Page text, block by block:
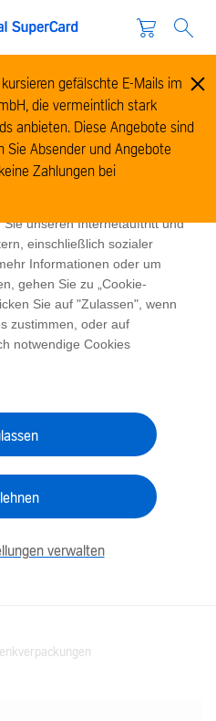
Informationen zur Nutzung
und zu analysieren und um
zu ermöglichen. Cookies
unseren Internetauftritt und
einschließlich sozialer
Informationen oder um
gehen Sie zu „Cookie-
Sie auf "Zulassen", wenn
zustimmen, oder auf
notwendige Cookies
verwalten
kursieren gefälschte E-Mails im
die vermeintlich stark
anbieten. Diese Angebote sind
Sie Absender und Angebote
Zahlungen bei